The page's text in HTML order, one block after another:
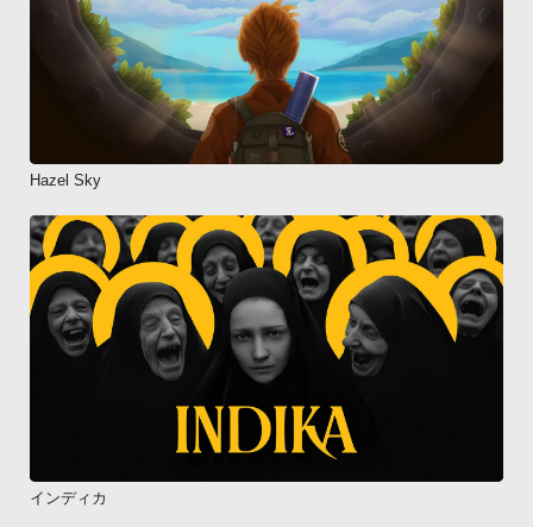
Hazel Sky
インディカ